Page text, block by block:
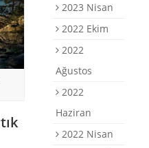
2023 Nisan
2022 Ekim
2022
Ağustos
2022
Haziran
2022 Nisan